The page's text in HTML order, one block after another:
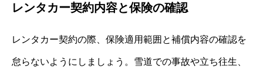
レンタカー契約内容と保険の確認
レンタカー契約の際、保険適用範囲と補償内容の確認を
怠らないようにしましょう。雪道での事故や立ち往生、